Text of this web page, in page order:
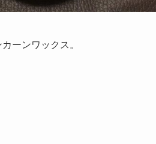
ーンワックス。